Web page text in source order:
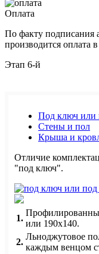
Оплата
По факту подписания
производится оплата
Этап 6-й
Под ключ или
Стены и пол
Крыша и
Отличие
"под ключ".
1.
или 190х140.
2.
Льноджутовое
каждым венцом